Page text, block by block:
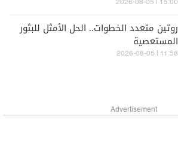
15:00 | 2026-08-05
روتين متعدد الخطوات.. الحل الأمثل للبثور
المستعصية
11:58 | 2026-08-05
Advertisement